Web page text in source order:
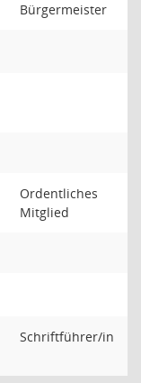
Bürgermeister
Ordentliches
Mitglied
Schriftführer/in